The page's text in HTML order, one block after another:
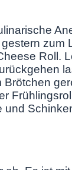
zum
Roll.
Brötchen
und